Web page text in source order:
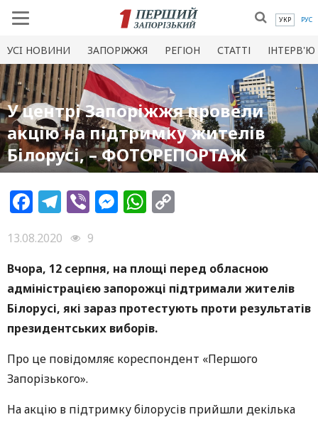
УКР РУС
УСI НОВИНИ ЗАПОРІЖЖЯ РЕГІОН СТАТТІ ІНТЕРВ'Ю
У центрі Запоріжжя провели
акцію на підтримку жителів
Білорусі, – ФОТОРЕПОРТАЖ
Facebook
Telegram
ViberMessenger
WhatsApp
13.08.2020
9
Вчора, 12 серпня, на площі перед обласною
адміністрацією запорожці підтримали жителів
Білорусі, які зараз протестують проти результатів
президентських виборів.
Про це повідомляє кореспондент «Першого
Запорізького».
На акцію в підтримку білорусів прийшли декілька